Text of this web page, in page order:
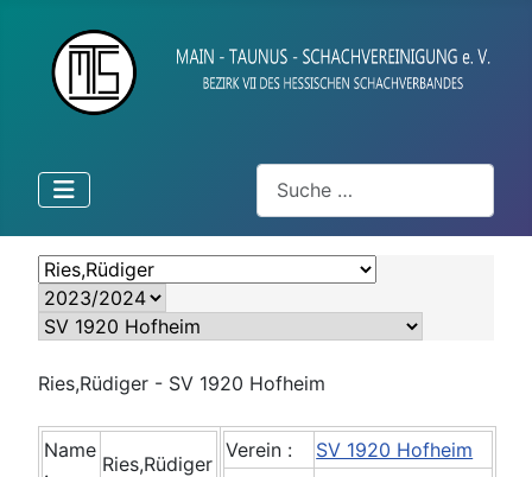
Suchen
Ries,Rüdiger - SV 1920 Hofheim
Name
Ries,Rüdiger
Verein :
SV 1920 Hofheim